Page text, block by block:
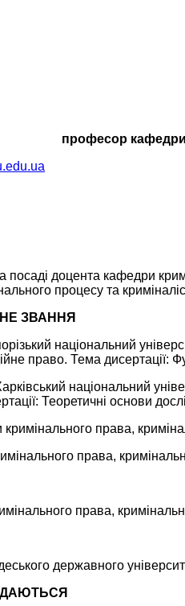
професор кафедри
посаді доцента кафедри
процесу та
ЗВАННЯ
національний
право. Тема дисертації:
національний
Теоретичні основи
права,
права,
права,
державного